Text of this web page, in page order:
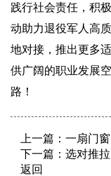
践行社会责任，积
动助力退役军人高
地对接，推出更多
供广阔的职业发展
路！
上一篇： 一扇门
下一篇： 选对推
返回